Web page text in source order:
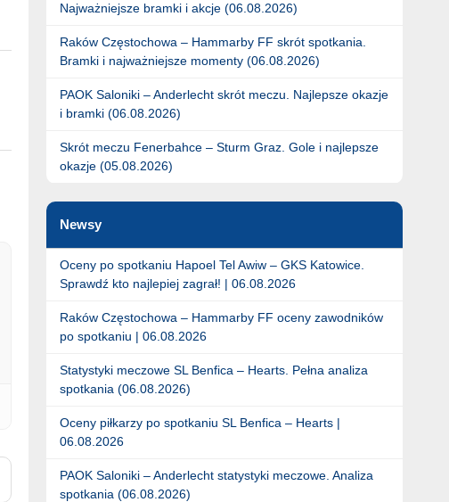
Najważniejsze bramki i akcje (06.08.2026)
Raków Częstochowa – Hammarby FF skrót spotkania.
Bramki i najważniejsze momenty (06.08.2026)
PAOK Saloniki – Anderlecht skrót meczu. Najlepsze okazje
i bramki (06.08.2026)
Skrót meczu Fenerbahce – Sturm Graz. Gole i najlepsze
okazje (05.08.2026)
Newsy
Oceny po spotkaniu Hapoel Tel Awiw – GKS Katowice.
Sprawdź kto najlepiej zagrał! | 06.08.2026
Raków Częstochowa – Hammarby FF oceny zawodników
po spotkaniu | 06.08.2026
Statystyki meczowe SL Benfica – Hearts. Pełna analiza
spotkania (06.08.2026)
Oceny piłkarzy po spotkaniu SL Benfica – Hearts |
06.08.2026
PAOK Saloniki – Anderlecht statystyki meczowe. Analiza
spotkania (06.08.2026)